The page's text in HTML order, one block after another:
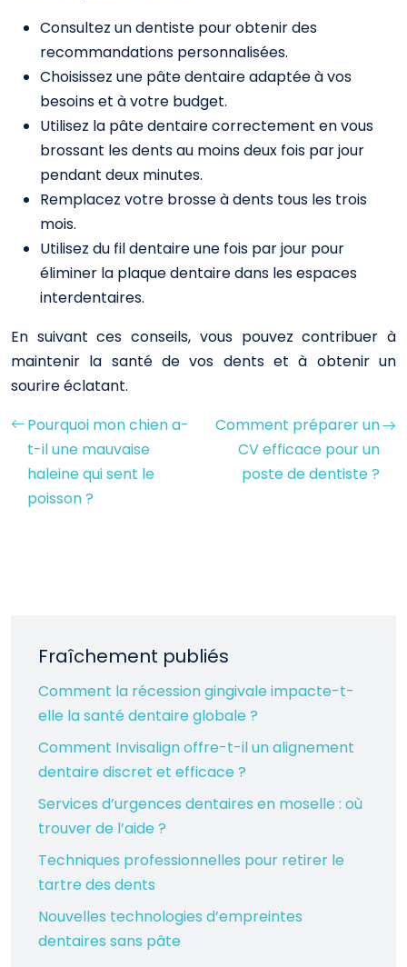
Consultez un dentiste pour obtenir des
recommandations personnalisées.
Choisissez une pâte dentaire adaptée à vos
besoins et à votre budget.
Utilisez la pâte dentaire correctement en vous
brossant les dents au moins deux fois par jour
pendant deux minutes.
Remplacez votre brosse à dents tous les trois
mois.
Utilisez du fil dentaire une fois par jour pour
éliminer la plaque dentaire dans les espaces
interdentaires.
En suivant ces conseils, vous pouvez contribuer à
maintenir la santé de vos dents et à obtenir un
sourire éclatant.
Pourquoi mon chien a-
t-il une mauvaise
haleine qui sent le
poisson ?
Comment préparer un
CV efficace pour un
poste de dentiste ?
Fraîchement publiés
Comment la récession gingivale impacte-t-
elle la santé dentaire globale ?
Comment Invisalign offre-t-il un alignement
dentaire discret et efficace ?
Services d’urgences dentaires en moselle : où
trouver de l’aide ?
Techniques professionnelles pour retirer le
tartre des dents
Nouvelles technologies d’empreintes
dentaires sans pâte